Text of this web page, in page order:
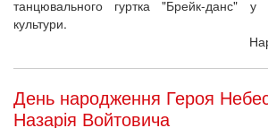
танцювального гуртка "Брейк-данс" у
культури.
День народження Героя
Назарія Войтовича